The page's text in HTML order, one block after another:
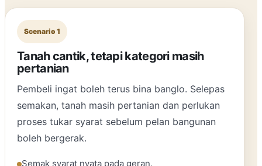
Scenario 1
Tanah cantik, tetapi kategori masih
pertanian
Pembeli ingat boleh terus bina banglo. Selepas
semakan, tanah masih pertanian dan perlukan
proses tukar syarat sebelum pelan bangunan
boleh bergerak.
Semak syarat nyata pada geran.